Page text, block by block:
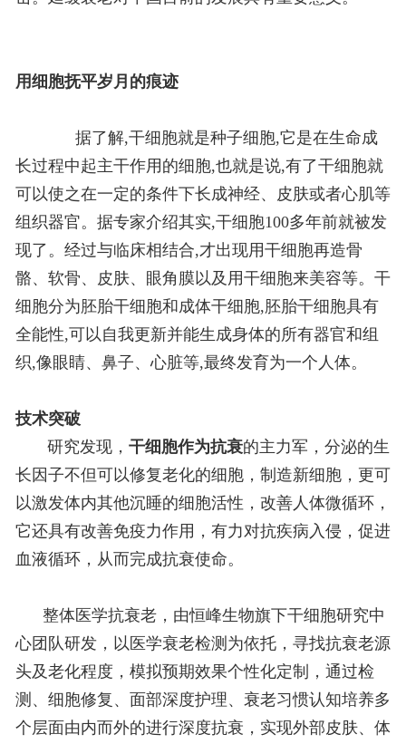
用细胞抚平岁月的痕迹
据了解,干细胞就是种子细胞,它是在生命成
长过程中起主干作用的细胞,也就是说,有了干细胞就
可以使之在一定的条件下长成神经、皮肤或者心肌等
组织器官。据专家介绍其实,干细胞100多年前就被发
现了。经过与临床相结合,才出现用干细胞再造骨
骼、软骨、皮肤、眼角膜以及用干细胞来美容等。干
细胞分为胚胎干细胞和成体干细胞,胚胎干细胞具有
全能性,可以自我更新并能生成身体的所有器官和组
织,像眼睛、鼻子、心脏等,最终发育为一个人体。
技术突破
研究发现， 干细胞作为抗衰的主力军，分泌的生
长因子不但可以修复老化的细胞，制造新细胞，更可
以激发体内其他沉睡的细胞活性，改善人体微循环，
它还具有改善免疫力作用，有力对抗疾病入侵，促进
血液循环，从而完成抗衰使命。
整体医学抗衰老，由恒峰生物旗下干细胞研究中
心团队研发，以医学衰老检测为依托，寻找抗衰老源
头及老化程度，模拟预期效果个性化定制，通过检
测、细胞修复、面部深度护理、衰老习惯认知培养多
个层面由内而外的进行深度抗衰，实现外部皮肤、体